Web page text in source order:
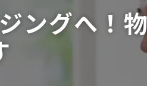
ングへ！